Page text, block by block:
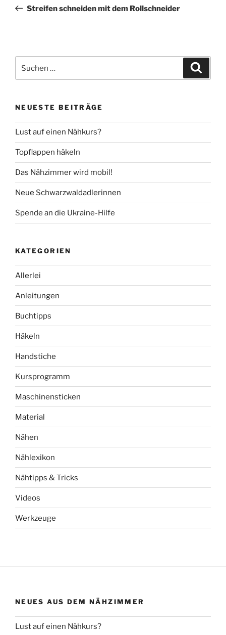
Beitrag
Streifen schneiden mit dem Rollschneider
nach:
NEUESTE BEITRÄGE
Lust auf einen Nähkurs?
Topflappen häkeln
Das Nähzimmer wird mobil!
Neue Schwarzwaldadlerinnen
Spende an die Ukraine-Hilfe
KATEGORIEN
Allerlei
Anleitungen
Buchtipps
Häkeln
Handstiche
Kursprogramm
Maschinensticken
Material
Nähen
Nählexikon
Nähtipps & Tricks
Videos
Werkzeuge
NEUES AUS DEM NÄHZIMMER
Lust auf einen Nähkurs?